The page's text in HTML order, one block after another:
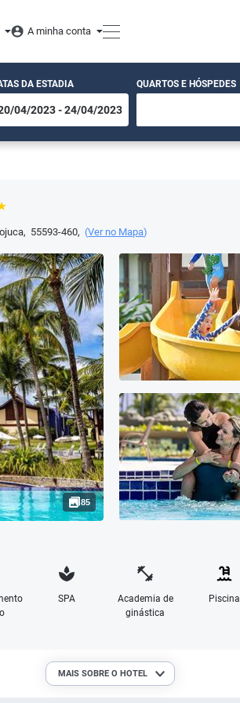
A minha conta
DA ESTADIA QUARTOS E HÓSPEDES
, 55593-460, (Ver no Mapa)
85
SPA
Academia de
ginástica
Piscina
MAIS SOBRE O HOTEL